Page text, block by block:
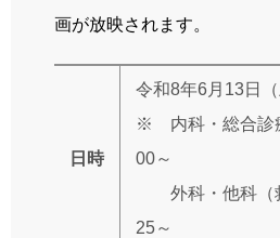
採用情報
病院ホームページ
スタッフ専用ページ
画が放映されます。
日時
令和8年6月13日
※ 内科・総
00～
外科・他科（
25～